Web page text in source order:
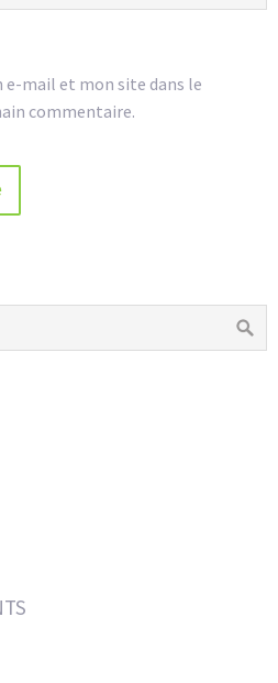
mail et mon site dans le
commentaire.